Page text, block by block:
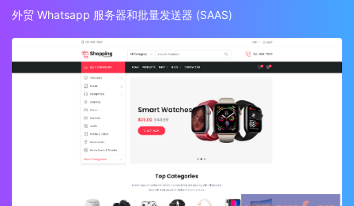
外贸 Whatsapp 服务器和批量发送器 (SAAS)